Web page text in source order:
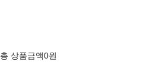
총 상품금액0원